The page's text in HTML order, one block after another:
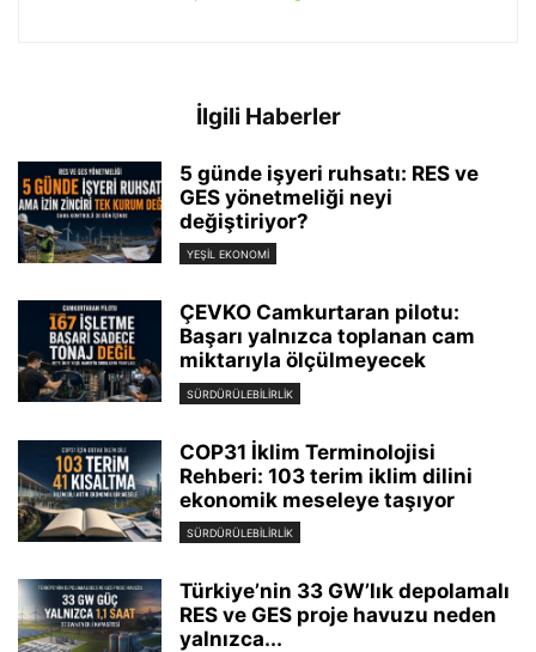
İlgili Haberler
5 günde işyeri ruhsatı: RES ve
GES yönetmeliği neyi
değiştiriyor?
YEŞIL EKONOMI
ÇEVKO Camkurtaran pilotu:
Başarı yalnızca toplanan cam
miktarıyla ölçülmeyecek
SÜRDÜRÜLEBILIRLIK
COP31 İklim Terminolojisi
Rehberi: 103 terim iklim dilini
ekonomik meseleye taşıyor
SÜRDÜRÜLEBILIRLIK
Türkiye’nin 33 GW’lık depolamalı
RES ve GES proje havuzu neden
yalnızca...